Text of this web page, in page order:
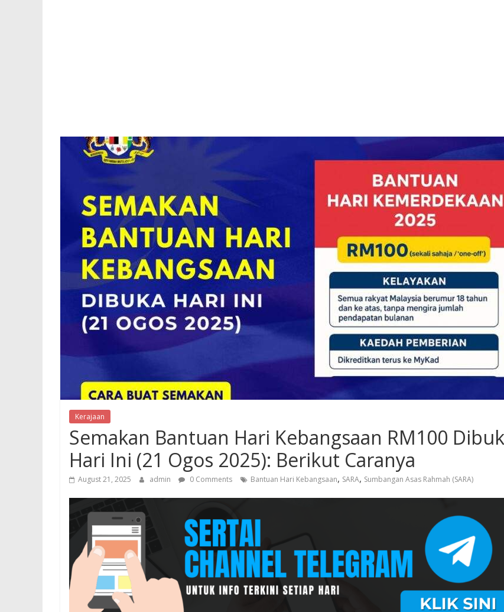
Kerajaan
Semakan Bantuan Hari Kebangsaan RM100
Hari Ini (21 Ogos 2025): Berikut Caranya
August 21, 2025 admin 0 Comments Bantuan Hari Kebangsaan, SARA, Sumbangan Asas Rahmah (SARA)